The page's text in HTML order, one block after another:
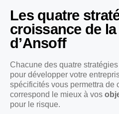
Les quatre
croissance de
d’Ansoff
Chacune des quatre
pour développer votre
spécificités vous permettra de
correspond le mieux à vos
pour le risque.